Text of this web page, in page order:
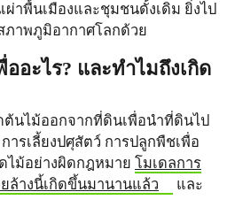
าพื้นเมืองและชุมชนดั้งเดิม ยิ่งไป
ภาพภูมิอากาศโลกด้วย
อะไร? และทำไมถึงเกิด
ต้นไม้ออกจากที่ดินเพื่อนำที่ดินไป
ารเลี้ยงปศุสัตว์ การปลูกพืชเพื่อ
ไม้อย่างผิดกฎหมาย โมเดลการ
ล้างนี้เกิดขึ้นมานานแล้ว
และ